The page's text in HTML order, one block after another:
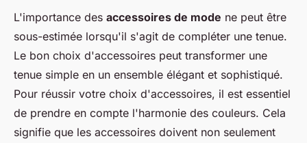
L'importance des accessoires de mode ne peut être
sous-estimée lorsqu'il s'agit de compléter une tenue.
Le bon choix d'accessoires peut transformer une
tenue simple en un ensemble élégant et sophistiqué.
Pour réussir votre choix d'accessoires, il est essentiel
de prendre en compte l'harmonie des couleurs. Cela
signifie que les accessoires doivent non seulement